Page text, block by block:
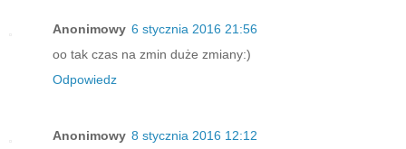
Anonimowy 6 stycznia 2016 21:56
oo tak czas na zmin duże zmiany:)
Odpowiedz
Anonimowy 8 stycznia 2016 12:12